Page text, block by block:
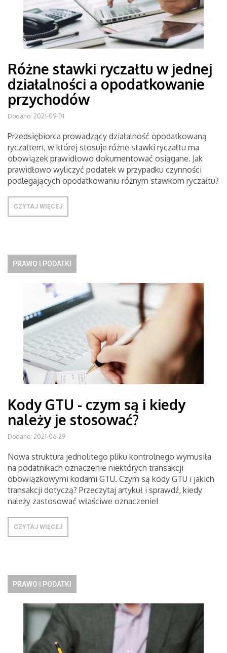
Różne stawki ryczałtu w jednej
działalności a opodatkowanie
przychodów
Dodano: 2021-09-01
Przedsiębiorca prowadzący działalność opodatkowaną
ryczałtem, w której stosuje różne stawki ryczałtu ma
obowiązek prawidłowo dokumentować osiągane. Jak
prawidłowo wyliczyć podatek w przypadku czynności
podlegających opodatkowaniu różnym stawkom ryczałtu?
CZYTAJ WIĘCEJ
PRAWO I PODATKI
Kody GTU - czym są i kiedy
należy je stosować?
Dodano: 2021-06-29
Nowa struktura jednolitego pliku kontrolnego wymusiła
na podatnikach oznaczenie niektórych transakcji
obowiązkowymi kodami GTU. Czym są kody GTU i jakich
transakcji dotyczą? Przeczytaj artykuł i sprawdź, kiedy
należy zastosować właściwe oznaczenie!
CZYTAJ WIĘCEJ
PRAWO I PODATKI